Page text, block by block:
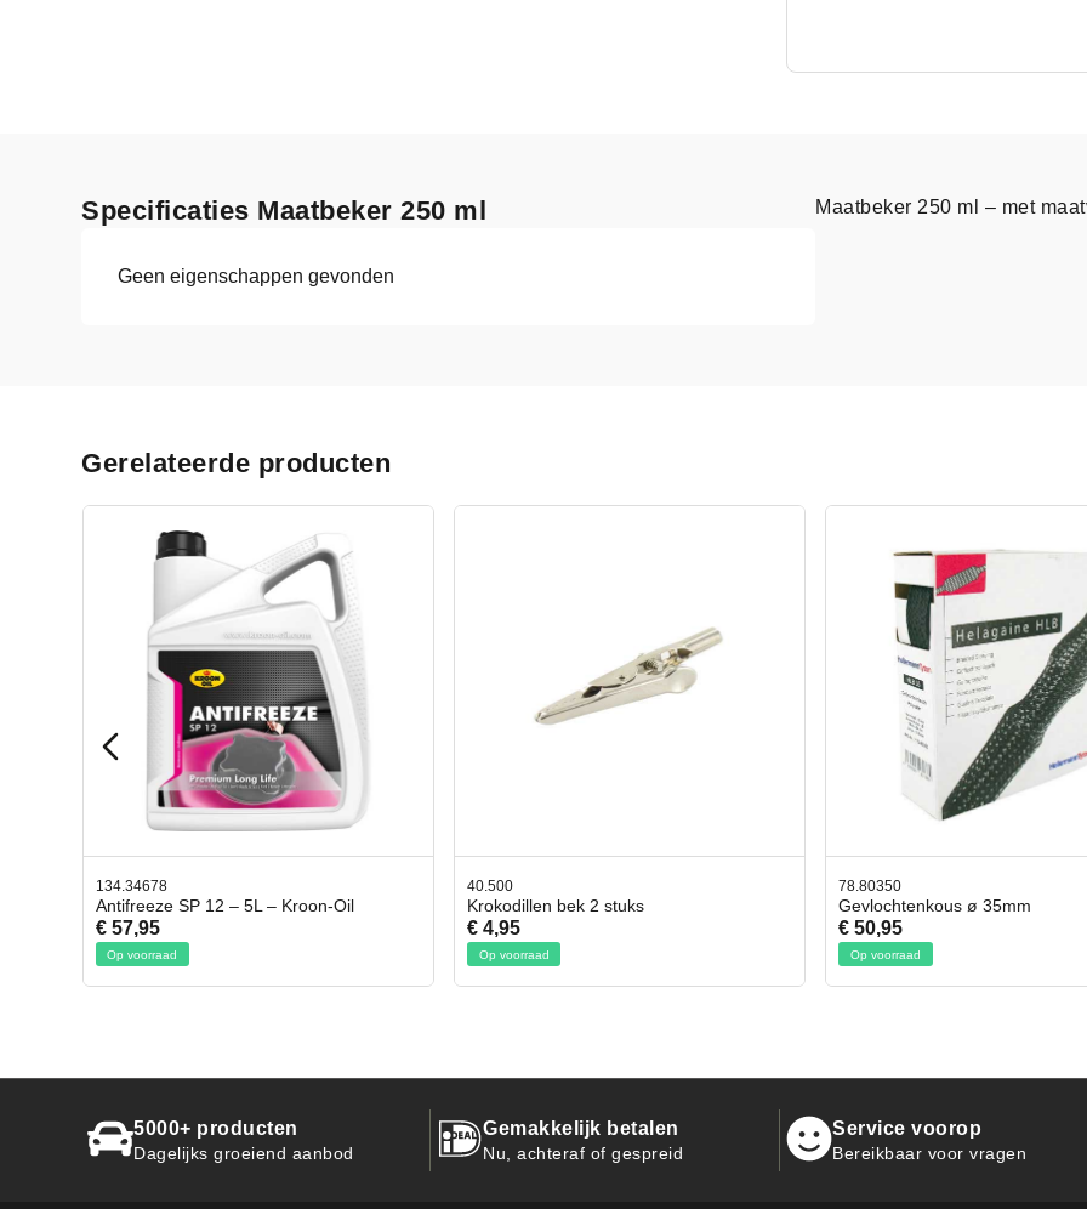
Specificaties Maatbeker 250 ml
Geen eigenschappen gevonden
Maatbeker 250 ml – met
Gerelateerde producten
40.500
Krokodillen bek 2 stuks
€ 4,95
Op voorraad
78.80350
Gevlochtenkous ø 35mm
€ 50,95
Op voorraad
42.59551
Bit- en Doppenset 19 Delig
€ 19,95
Op voorraad
5000+ producten
Dagelijks groeiend aanbod
Gemakkelijk betalen
Nu, achteraf of gespreid
Service voorop
Bereikbaar voor vragen